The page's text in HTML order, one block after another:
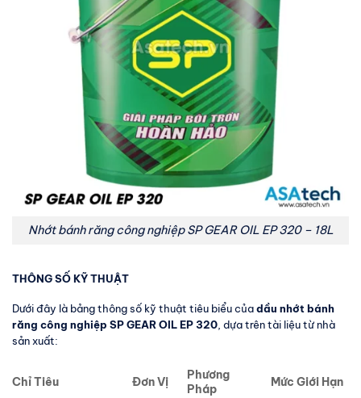
Nhớt bánh răng công nghiệp SP GEAR OIL EP 320 – 18L
THÔNG SỐ KỸ THUẬT
Dưới đây là bảng thông số kỹ thuật tiêu biểu củadầu nhớt bánh
răng công nghiệp SP GEAR OIL EP 320 , dựa trên tài liệu từ nhà
sản xuất:
Chỉ Tiêu Đơn Vị
Phương
Pháp
Mức Giới Hạn